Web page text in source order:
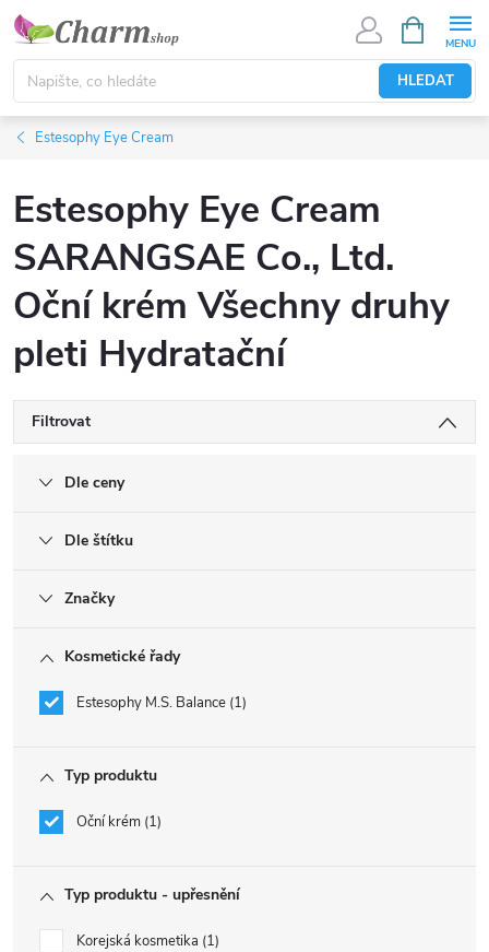
Přejít
obsah
HLEDAT
NÁKUPNÍ
KOŠÍK
Estesophy Eye Cream
Estesophy Eye Cream
SARANGSAE Co., Ltd.
Oční krém Všechny druhy
pleti Hydratační
Filtrovat
Dle ceny
Dle štítku
Značky
Kosmetické řady
Estesophy M.S. Balance 1
Typ produktu
Oční krém 1
Typ produktu - upřesnění
Korejská kosmetika 1